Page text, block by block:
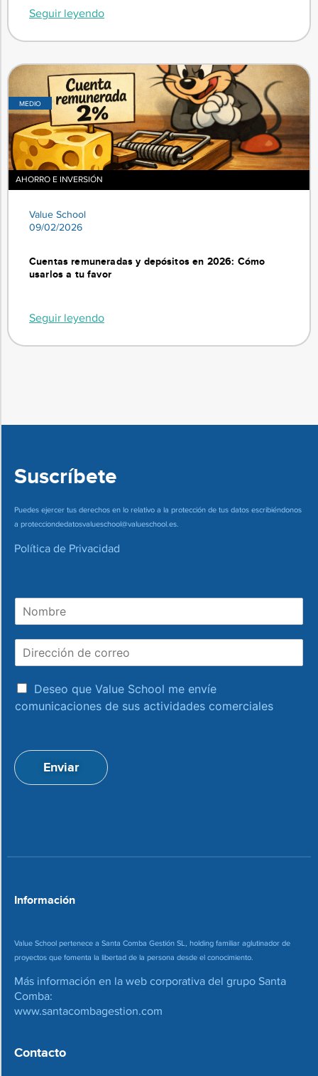
Seguir leyendo
MEDIO
AHORRO E INVERSIÓN
Value School
09/02/2026
Cuentas remuneradas y depósitos en 2026: Cómo
usarlos a tu favor
Seguir leyendo
Suscríbete
Puedes ejercer tus derechos en lo relativo a la protección de tus datos escribiéndonos
a protecciondedatosvalueschool@valueschool.es.
Política de Privacidad
e
c
n
d
e
a
c
a
c
Deseo que Value School me envíe
comunicaciones de sus actividades comerciales
Enviar
Información
Value School pertenece a Santa Comba Gestión SL, holding familiar aglutinador de
proyectos que fomenta la libertad de la persona desde el conocimiento.
Más información en la web corporativa del grupo Santa
Comba:
www.santacombagestion.com
Contacto